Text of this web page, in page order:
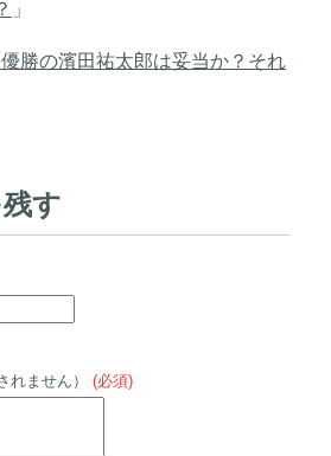
」
勝の濱田祐太郎は妥当か？それ
す
れません） (必須)